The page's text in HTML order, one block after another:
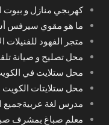
كهربجي منازل و بيوت
ما هو مقوي سيرفس
متجر الفهود للفنيلات
محل تصليح و صيانة
محل ستلايت في الكويت
محل ستلايتات
مدرس لغة عربيةجميع
معلم صباغ بمشرف